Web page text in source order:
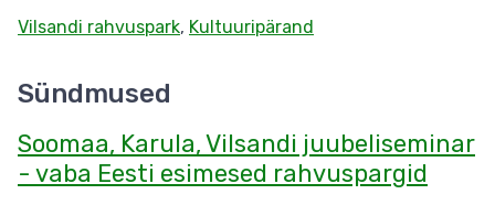
Vilsandi rahvuspark, Kultuuripärand
Sündmused
Soomaa, Karula, Vilsandi juubeliseminar
- vaba Eesti esimesed rahvuspargid